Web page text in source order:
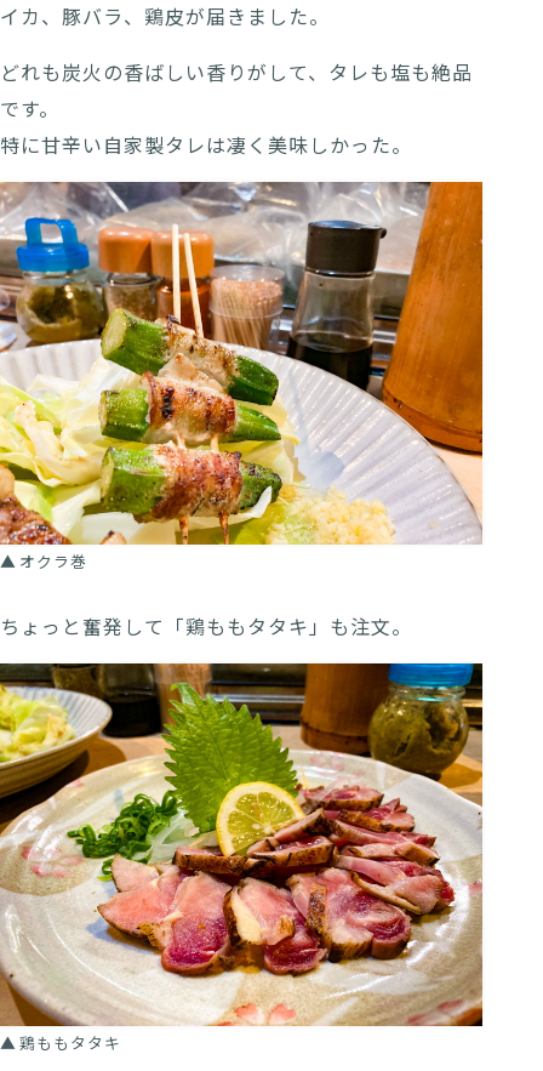
イカ、豚バラ、鶏皮が届きました。
どれも炭火の香ばしい香りがして、タレも塩も絶品
です。
特に甘辛い自家製タレは凄く美味しかった。
オクラ巻
ちょっと奮発して「鶏ももタタキ」も注文。
鶏ももタタキ